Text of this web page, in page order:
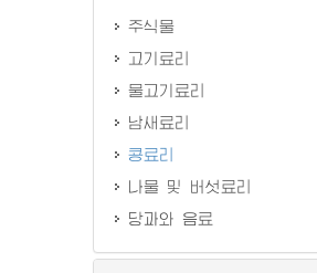
주식물
고기료리
물고기료리
남새료리
콩료리
나물 및 버섯료리
당과와 음료